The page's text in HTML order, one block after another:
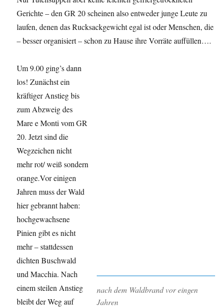
Gerichte – den GR 20 scheinen also entweder junge Leute zu
laufen, denen das Rucksackgewicht egal ist oder Menschen, die
– besser organisiert – schon zu Hause ihre Vorräte auffüllen….
nach dem Waldbrand vor eingen
Jahren
Um 9.00 ging’s dann
los! Zunächst ein
kräftiger Anstieg bis
zum Abzweig des
Mare e Monti vom GR
20. Jetzt sind die
Wegzeichen nicht
mehr rot/ weiß sondern
orange.Vor einigen
Jahren muss der Wald
hier gebrannt haben:
hochgewachsene
Pinien gibt es nicht
mehr – stattdessen
dichten Buschwald
und Macchia. Nach
einem steilen Anstieg
bleibt der Weg auf